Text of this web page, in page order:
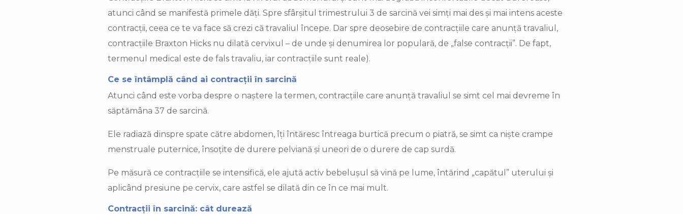
atunci când se manifestă primele dăți. Spre sfârșitul trimestrului 3 de sarcină vei simți mai des și mai intens aceste
contracții, ceea ce te va face să crezi că travaliul începe. Dar spre deosebire de contracțiile care anunță travaliul,
contracțiile Braxton Hicks nu dilată cervixul – de unde și denumirea lor populară, de „false contracții”. De fapt,
termenul medical este de fals travaliu, iar contracțiile sunt reale).
Ce se întâmplă când ai contracții în sarcină
Atunci când este vorba despre o naștere la termen, contracțiile care anunță travaliul se simt cel mai devreme în
săptămâna 37 de sarcină.
Ele radiază dinspre spate către abdomen, îți întăresc întreaga burtică precum o piatră, se simt ca niște crampe
menstruale puternice, însoțite de durere pelviană și uneori de o durere de cap surdă.
Pe măsură ce contracțiile se intensifică, ele ajută activ bebelușul să vină pe lume, întărind „capătul” uterului și
aplicând presiune pe cervix, care astfel se dilată din ce în ce mai mult.
Contracții în sarcină: cât durează